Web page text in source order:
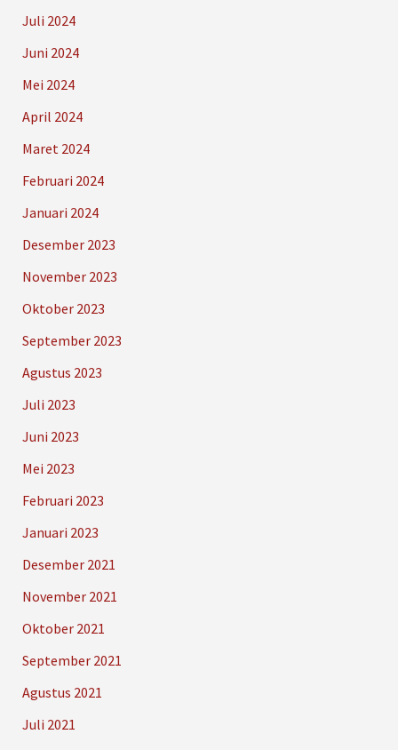
Juli 2024
Juni 2024
Mei 2024
April 2024
Maret 2024
Februari 2024
Januari 2024
Desember 2023
November 2023
Oktober 2023
September 2023
Agustus 2023
Juli 2023
Juni 2023
Mei 2023
Februari 2023
Januari 2023
Desember 2021
November 2021
Oktober 2021
September 2021
Agustus 2021
Juli 2021